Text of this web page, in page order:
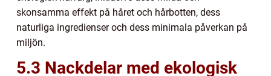
skonsamma effekt på håret och hårbotten, dess
naturliga ingredienser och dess minimala påverkan på
miljön.
5.3 Nackdelar med ekologisk